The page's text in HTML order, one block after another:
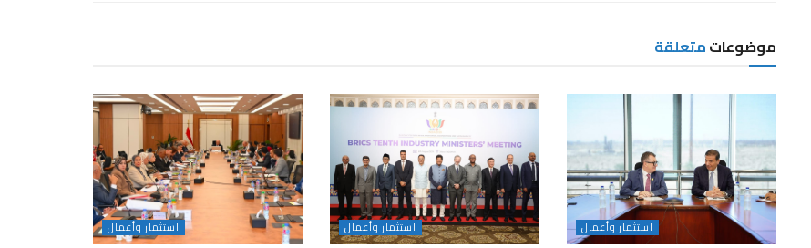
موضوعاتمتعلقة
استثمار وأعمال استثمار وأعمال استثمار وأعمال